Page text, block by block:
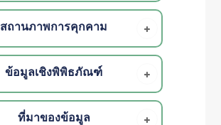
สถานภาพการคุกคาม
ข้อมูลเชิงพิพิธภัณฑ์
ที่มาของข้อมูล